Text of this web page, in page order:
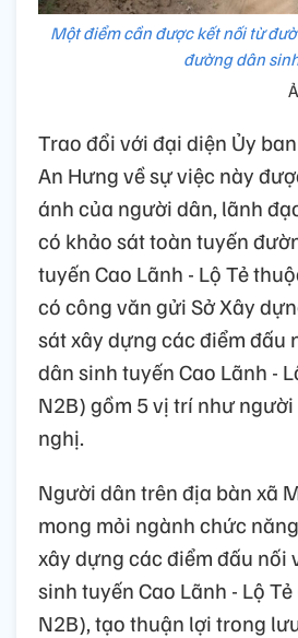
Một điểm cần được kết nối từ
đường dân
Trao đổi với đại diện Ủy
An Hưng về sự việc này
ánh của người dân, lãnh
có khảo sát toàn tuyến
tuyến Cao Lãnh - Lộ Tẻ
có công văn gửi Sở Xây
sát xây dựng các điểm đấu
dân sinh tuyến Cao Lãnh -
N2B) gồm 5 vị trí như
nghị.
Người dân trên địa bàn xã
mong mỏi ngành chức
xây dựng các điểm đấu nối
sinh tuyến Cao Lãnh - Lộ
N2B), tạo thuận lợi trong